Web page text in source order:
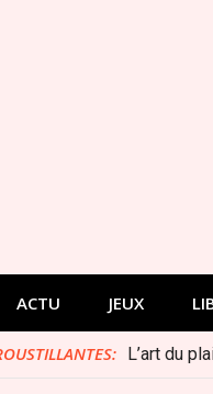
ACTU JEUX
L’art du